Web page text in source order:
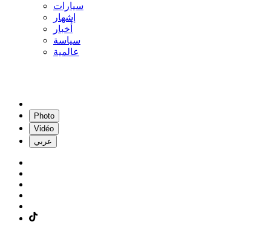
سيارات
إشهار
أخبار
سياسة
عالمية
Photo
Vidéo
عربي